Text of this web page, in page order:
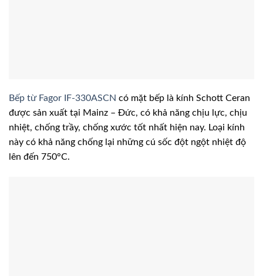
Bếp từ Fagor IF-330ASCN có mặt bếp là kính Schott Ceran
được sản xuất tại Mainz – Đức, có khả năng chịu lực, chịu
nhiệt, chống trầy, chống xước tốt nhất hiện nay. Loại kính
này có khả năng chống lại những cú sốc đột ngột nhiệt độ
lên đến 750°C.